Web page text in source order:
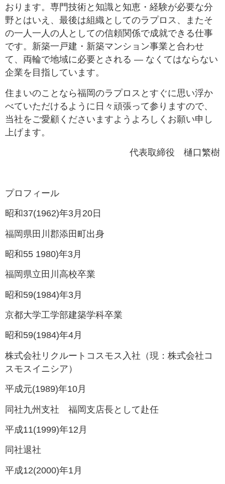
おります。専門技術と知識と知恵・経験が必要な分
野とはいえ、最後は組織としてのラプロス、またそ
の一人一人の人としての信頼関係で成就できる仕事
です。新築一戸建・新築マンション事業と合わせ
て、両輪で地域に必要とされる ― なくてはならない
企業を目指しています。
住まいのことなら福岡のラプロスとすぐに思い浮か
べていただけるように日々頑張って参りますので、
当社をご愛顧くださいますようよろしくお願い申し
上げます。
代表取締役 樋口繁樹
プロフィール
昭和37(1962)年3月20日
福岡県田川郡添田町出身
昭和55 1980)年3月
福岡県立田川高校卒業
昭和59(1984)年3月
京都大学工学部建築学科卒業
昭和59(1984)年4月
株式会社リクルートコスモス入社（現：株式会社コ
スモスイニシア）
平成元(1989)年10月
同社九州支社 福岡支店長として赴任
平成11(1999)年12月
同社退社
平成12(2000)年1月